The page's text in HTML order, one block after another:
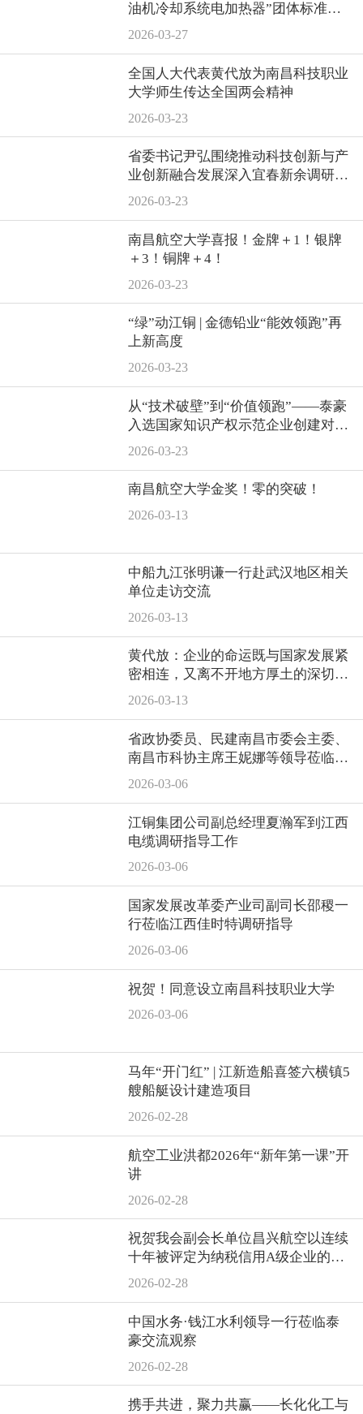
油机冷却系统电加热器”团体标准正
式发布！
2026-03-27
全国人大代表黄代放为南昌科技职业
大学师生传达全国两会精神
2026-03-23
省委书记尹弘围绕推动科技创新与产
业创新融合发展深入宜春新余调研，
走访我会会员单位宝顺昌
2026-03-23
南昌航空大学喜报！金牌＋1！银牌
＋3！铜牌＋4！
2026-03-23
“绿”动江铜 | 金德铅业“能效领跑”再
上新高度
2026-03-23
从“技术破壁”到“价值领跑”——泰豪
入选国家知识产权示范企业创建对象
名单
2026-03-23
南昌航空大学金奖！零的突破！
2026-03-13
中船九江张明谦一行赴武汉地区相关
单位走访交流
2026-03-13
黄代放：企业的命运既与国家发展紧
密相连，又离不开地方厚土的深切滋
养
2026-03-13
省政协委员、民建南昌市委会主委、
南昌市科协主席王妮娜等领导莅临耀
康智能公司参观指导
2026-03-06
江铜集团公司副总经理夏瀚军到江西
电缆调研指导工作
2026-03-06
国家发展改革委产业司副司长邵稷一
行莅临江西佳时特调研指导
2026-03-06
祝贺！同意设立南昌科技职业大学
2026-03-06
马年“开门红” | 江新造船喜签六横镇5
艘船艇设计建造项目
2026-02-28
航空工业洪都2026年“新年第一课”开
讲
2026-02-28
祝贺我会副会长单位昌兴航空以连续
十年被评定为纳税信用A级企业的优
异业绩再次荣膺“景德镇市工业纳税
2026-02-28
中国水务·钱江水利领导一行莅临泰
豪交流观察
2026-02-28
携手共进，聚力共赢——长化化工与